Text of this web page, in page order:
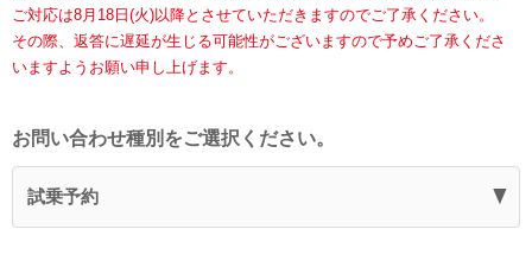
ご対応は8月18日(火)以降とさせていただきますのでご了承ください。
その際、返答に遅延が生じる可能性がございますので予めご了承くださ
いますようお願い申し上げます。
お問い合わせ種別をご選択ください。
試乗予約